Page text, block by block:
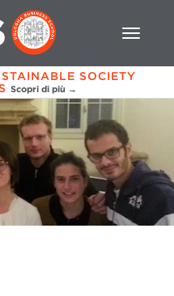
SOCIETY
Scopri di più →